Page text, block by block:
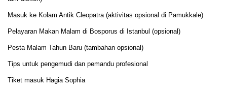
Masuk ke Kolam Antik Cleopatra (aktivitas opsional di Pamukkale)
Pelayaran Makan Malam di Bosporus di Istanbul (opsional)
Pesta Malam Tahun Baru (tambahan opsional)
Tips untuk pengemudi dan pemandu profesional
Tiket masuk Hagia Sophia